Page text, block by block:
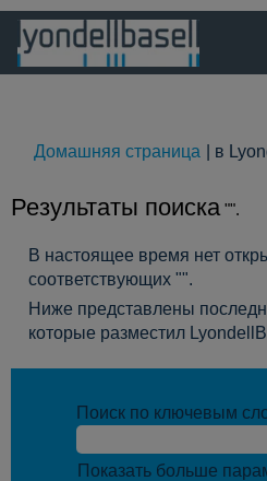
Домашняя страница в
Результаты поиска "".
В настоящее время нет
соответствующих "".
Ниже представлены
которые разместил
Поиск по ключевым
Показать больше